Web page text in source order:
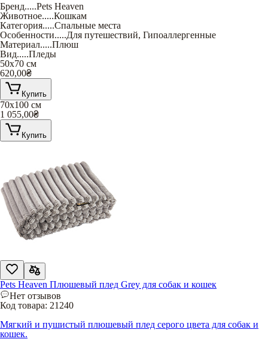
Бренд.....Pets Heaven
Животное.....Кошкам
Категория.....Спальные места
Особенности.....Для путешествий, Гипоаллергенные
Материал.....Плюш
Вид.....Пледы
50х70 см
620,00₴
Купить
70х100 см
1 055,00₴
Купить
Pets Heaven Плюшевый плед Grey для собак и кошек
Нет отзывов
Код товара: 21240
Мягкий и пушистый плюшевый плед серого цвета для собак и
кошек.